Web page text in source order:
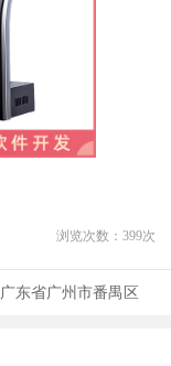
浏览次数： 399次
广东省广州市番禺区